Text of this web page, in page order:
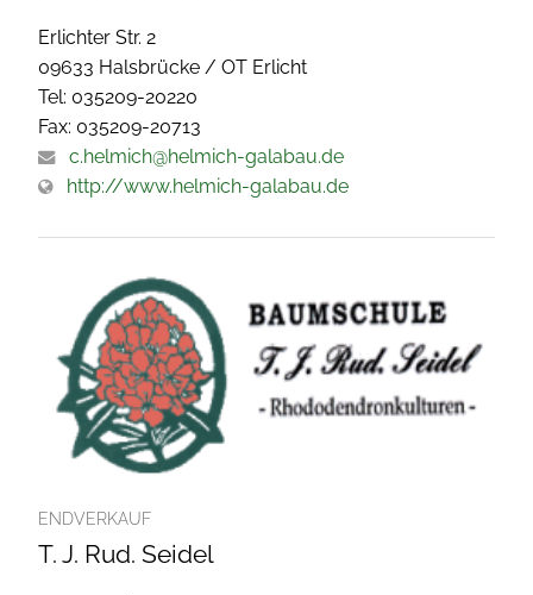
Erlichter Str. 2
09633 Halsbrücke / OT Erlicht
Tel: 035209-20220
Fax: 035209-20713
c.helmich@helmich-galabau.de
http://www.helmich-galabau.de
ENDVERKAUF
T. J. Rud. Seidel